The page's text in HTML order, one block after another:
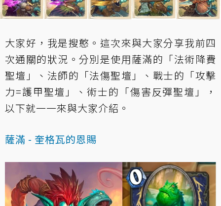
大家好，我是搜憨。這次來與大家分享我前四
次通關的狀況。分別是使用薩滿的「法術降費
聖壇」、法師的「法傷聖壇」、戰士的「攻擊
力=護甲聖壇」、術士的「傷害反彈聖壇」，
以下就一一來與大家介紹。
薩滿 - 奎格瓦的恩賜